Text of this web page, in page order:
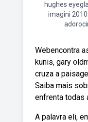
hughes
imagini
Webencontra
kunis, gary
cruza a
Saiba mais
enfrenta todas
A palavra eli,